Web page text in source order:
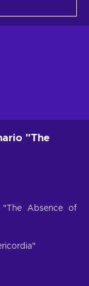
"The
"The Absence of